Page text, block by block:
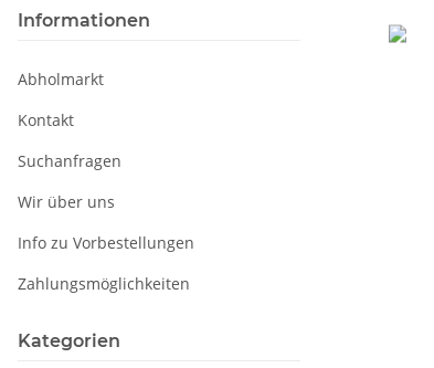
Informationen
Abholmarkt
Kontakt
Suchanfragen
Wir über uns
Info zu Vorbestellungen
Zahlungsmöglichkeiten
Kategorien